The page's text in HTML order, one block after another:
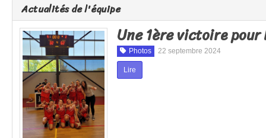
Actualités de l'équipe
Une 1ère victoire pour
Photos 22 septembre 2024
Lire